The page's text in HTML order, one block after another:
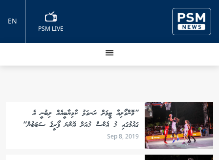
PSM LIVE
EN
"މޮންގޯލިއާ ޓީމަށް ރަނގަޅު ކާމިޔާބީއެއް ލިބުނީ އެ
ޤައުމުގައި 3 އެކްސް 3އަށް އޮންނަ ފޯރީގެ ސަބަބުން"
Sep 8, 2019